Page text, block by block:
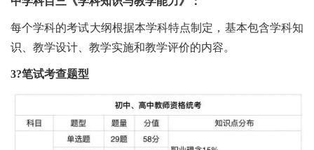
每个学科的考试大纲根据本学科特点制定，基本包含学科知
识、教学设计、教学实施和教学评价的内容。
3?笔试考查题型